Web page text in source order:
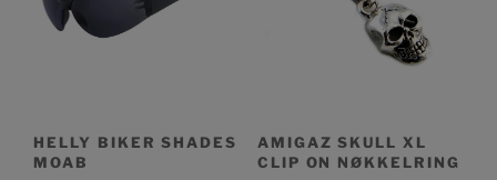
HELLY BIKER SHADES
MOAB
AMIGAZ SKULL XL
CLIP ON NØKKELRING